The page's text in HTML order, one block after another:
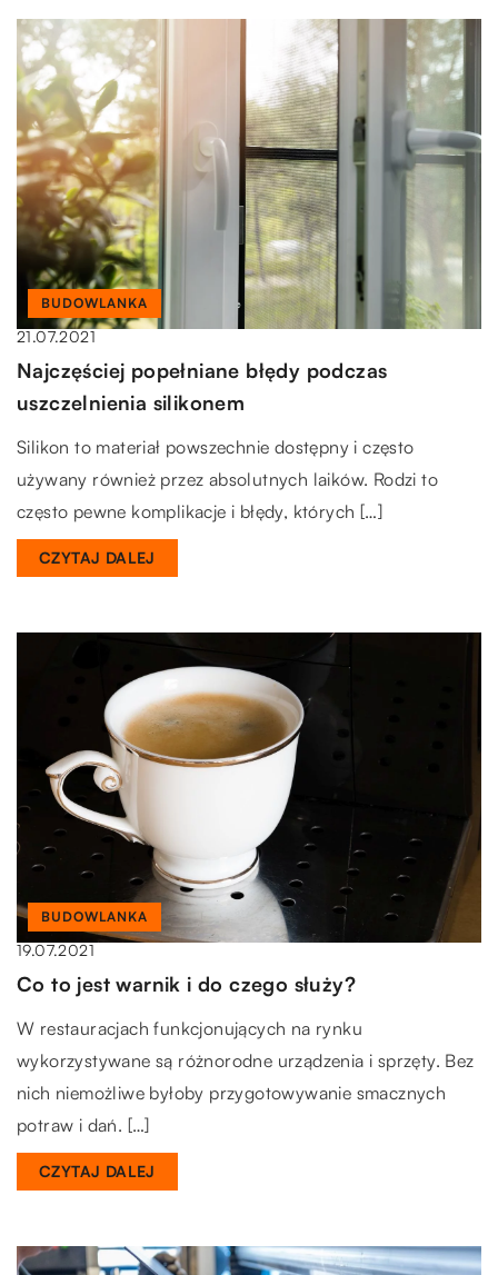
BUDOWLANKA
21.07.2021
Najczęściej popełniane błędy podczas
uszczelnienia silikonem
Silikon to materiał powszechnie dostępny i często
używany również przez absolutnych laików. Rodzi to
często pewne komplikacje i błędy, których […]
CZYTAJ DALEJ
BUDOWLANKA
19.07.2021
Co to jest warnik i do czego służy?
W restauracjach funkcjonujących na rynku
wykorzystywane są różnorodne urządzenia i sprzęty. Bez
nich niemożliwe byłoby przygotowywanie smacznych
potraw i dań. […]
CZYTAJ DALEJ